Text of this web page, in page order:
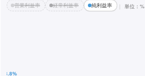
営業利益率
経常利益率 純利益率 単位：%